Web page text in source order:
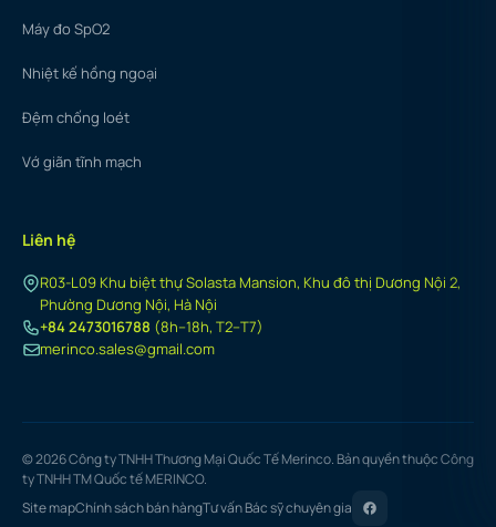
Máy đo SpO2
Nhiệt kế hồng ngoại
Đệm chống loét
Vớ giãn tĩnh mạch
Liên hệ
R03-L09 Khu biệt thự Solasta Mansion, Khu đô thị Dương Nội 2,
Phường Dương Nội, Hà Nội
+84 2473016788 (8h–18h, T2–T7)
merinco.sales@gmail.com
© 2026 Công ty TNHH Thương Mại Quốc Tế Merinco. Bản quyền thuộc Công
ty TNHH TM Quốc tế MERINCO.
Site mapChính sách bán hàngTư vấn Bác sỹ chuyên gia